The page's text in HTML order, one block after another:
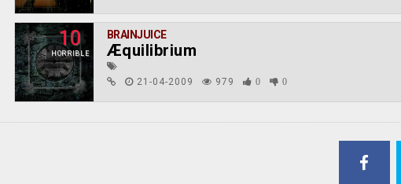
10
HORRIBLE
BRAINJUICE
Æquilibrium
21-04-2009 979 0 0